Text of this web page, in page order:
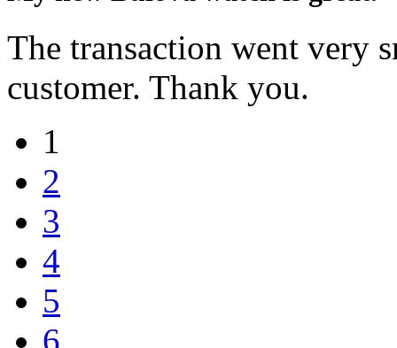
The transaction went very
customer. Thank you.
1
2
3
4
5